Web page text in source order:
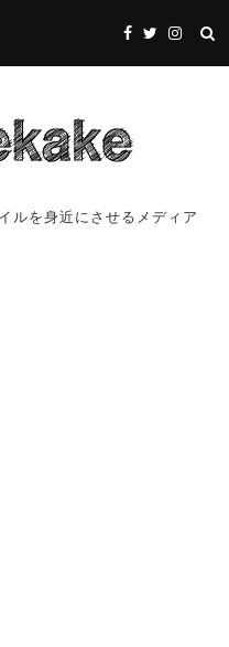
ルを身近にさせるメディア